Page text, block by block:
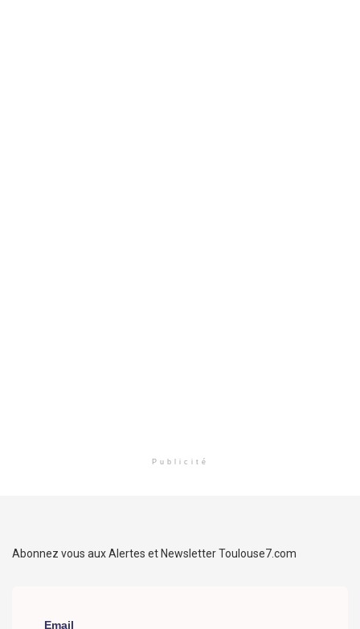
Publicité
Abonnez vous aux Alertes et Newsletter Toulouse7.com
Email